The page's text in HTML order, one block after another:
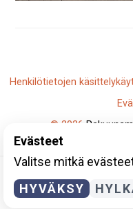
Henkilötietojen
© 2026
Evästeet
Valitse mitkä
HYVÄKSY